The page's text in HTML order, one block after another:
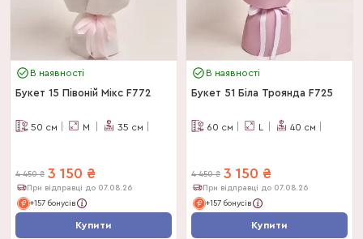
В наявності
Букет 15 Півоній Мікс F772
50 см M 35 см
4 450 ₴ 3 150 ₴
При відправці до 07.08.26
+157 бонусів
Купити
В наявності
Букет 51 Біла Троянда F725
60 см L 40 см
4 450 ₴ 3 150 ₴
При відправці до 07.08.26
+157 бонусів
Купити